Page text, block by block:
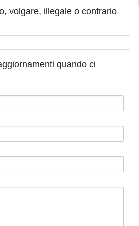
volgare, illegale o contrario
quando ci